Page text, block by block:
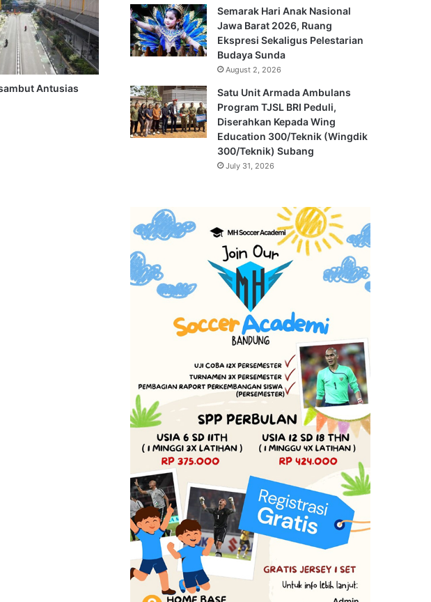
Antusias
Semarak Hari Anak Nasional
Jawa Barat 2026, Ruang
Ekspresi Sekaligus Pelestarian
Budaya Sunda
August 2, 2026
Satu Unit Armada Ambulans
Program TJSL BRI Peduli,
Diserahkan Kepada Wing
Education 300/Teknik (Wingdik
300/Teknik) Subang
July 31, 2026